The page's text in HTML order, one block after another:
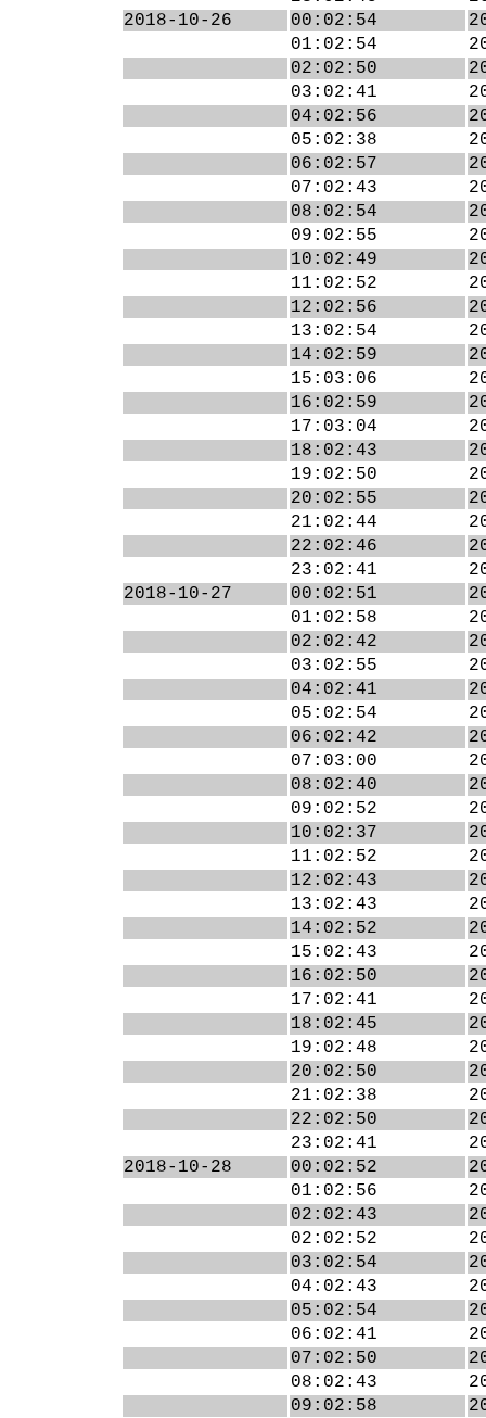
2018-10-26
00:02:54
01:02:54
02:02:50
03:02:41
04:02:56
05:02:38
06:02:57
07:02:43
08:02:54
09:02:55
10:02:49
11:02:52
12:02:56
13:02:54
14:02:59
15:03:06
16:02:59
17:03:04
18:02:43
19:02:50
20:02:55
21:02:44
22:02:46
23:02:41
2018-10-27
00:02:51
01:02:58
02:02:42
03:02:55
04:02:41
05:02:54
06:02:42
07:03:00
08:02:40
09:02:52
10:02:37
11:02:52
12:02:43
13:02:43
14:02:52
15:02:43
16:02:50
17:02:41
18:02:45
19:02:48
20:02:50
21:02:38
22:02:50
23:02:41
2018-10-28
00:02:52
01:02:56
02:02:43
02:02:52
03:02:54
04:02:43
05:02:54
06:02:41
07:02:50
08:02:43
09:02:58